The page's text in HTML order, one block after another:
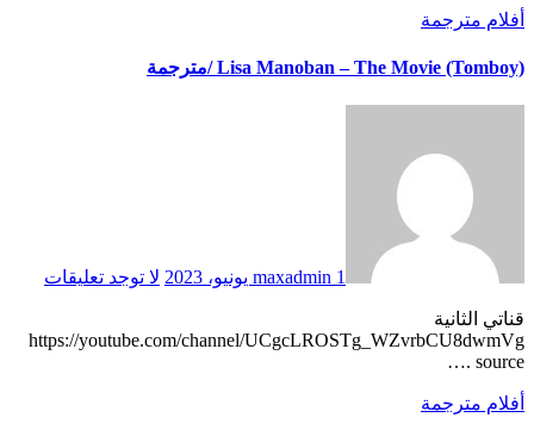
أفلام مترجمة
Lisa Manoban – The Movie (Tomboy) /مترجمة
maxadmin 1 يونيو، 2023 لا توجد تعليقات
قناتي الثانية
https://youtube.com/channel/UCgcLROSTg_WZvrbCU8dwmVg
…. source
أفلام مترجمة